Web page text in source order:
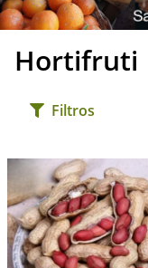
Hortifruti
Filtros